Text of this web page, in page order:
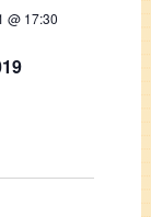
Views
Navigation
@ 17:30